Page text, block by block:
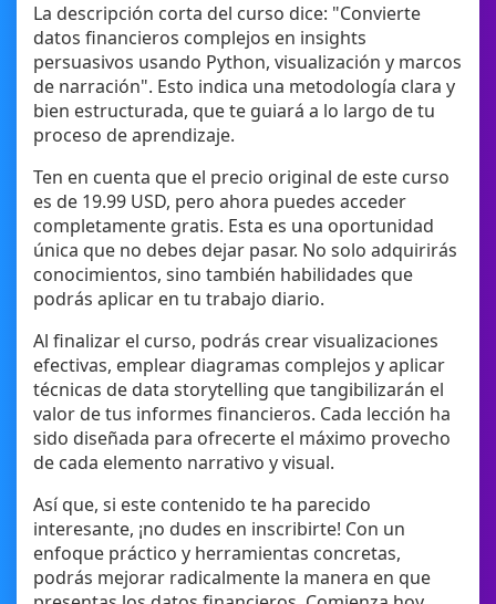
La descripción corta del curso dice: "Convierte
datos financieros complejos en insights
persuasivos usando Python, visualización y marcos
de narración". Esto indica una metodología clara y
bien estructurada, que te guiará a lo largo de tu
proceso de aprendizaje.
Ten en cuenta que el precio original de este curso
es de 19.99 USD, pero ahora puedes acceder
completamente gratis. Esta es una oportunidad
única que no debes dejar pasar. No solo adquirirás
conocimientos, sino también habilidades que
podrás aplicar en tu trabajo diario.
Al finalizar el curso, podrás crear visualizaciones
efectivas, emplear diagramas complejos y aplicar
técnicas de data storytelling que tangibilizarán el
valor de tus informes financieros. Cada lección ha
sido diseñada para ofrecerte el máximo provecho
de cada elemento narrativo y visual.
Así que, si este contenido te ha parecido
interesante, ¡no dudes en inscribirte! Con un
enfoque práctico y herramientas concretas,
podrás mejorar radicalmente la manera en que